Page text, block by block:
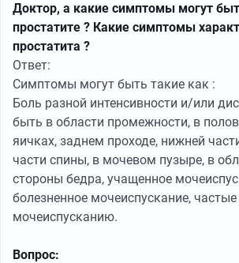
Доктор, а какие симптомы могут
простатите ? Какие симптомы
простатита ?
Ответ:
Симптомы могут быть такие как :
Боль разной интенсивности и/или
быть в области промежности, в
яичках, заднем проходе, нижней
части спины, в мочевом пузыре, в
стороны бедра, учащенное
болезненное мочеиспускание,
мочеиспусканию.
Вопрос: